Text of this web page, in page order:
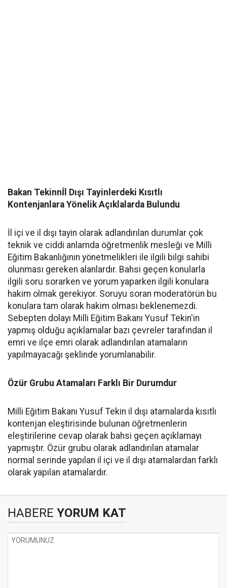
Bakan Tekinnİl Dışı Tayinlerdeki Kısıtlı
Kontenjanlara Yönelik Açıklalarda Bulundu
İl içi ve il dışı tayin olarak adlandırılan durumlar çok
teknik ve ciddi anlamda öğretmenlik mesleği ve Milli
Eğitim Bakanlığının yönetmelikleri ile ilgili bilgi sahibi
olunması gereken alanlardır. Bahsi geçen konularla
ilgili soru sorarken ve yorum yaparken ilgili konulara
hakim olmak gerekiyor. Soruyu soran moderatörün bu
konulara tam olarak hakim olması beklenemezdi.
Sebepten dolayı Milli Eğitim Bakanı Yusuf Tekin'in
yapmış olduğu açıklamalar bazı çevreler tarafından il
emri ve ilçe emri olarak adlandırılan atamaların
yapılmayacağı şeklinde yorumlanabilir.
Özür Grubu Atamaları Farklı Bir Durumdur
Milli Eğitim Bakanı Yusuf Tekin il dışı atamalarda kısıtlı
kontenjan eleştirisinde bulunan öğretmenlerin
eleştirilerine cevap olarak bahsi geçen açıklamayı
yapmıştır. Özür grubu olarak adlandırılan atamalar
normal serinde yapılan il içi ve il dışı atamalardan farklı
olarak yapılan atamalardır.
HABERE YORUM KAT